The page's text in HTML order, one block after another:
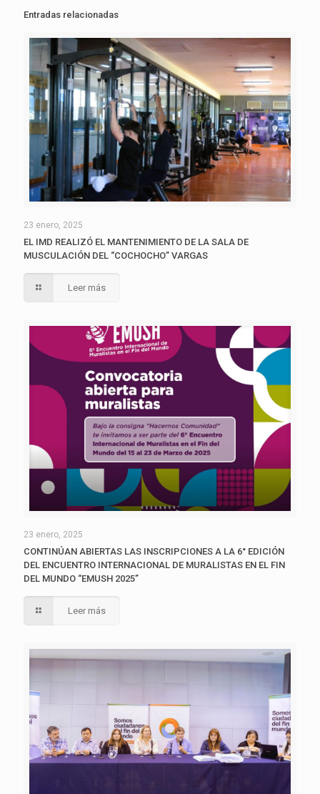
Entradas relacionadas
23 enero, 2025
EL IMD REALIZÓ EL MANTENIMIENTO DE LA SALA DE
MUSCULACIÓN DEL “COCHOCHO” VARGAS
Leer más
23 enero, 2025
CONTINÚAN ABIERTAS LAS INSCRIPCIONES A LA 6° EDICIÓN
DEL ENCUENTRO INTERNACIONAL DE MURALISTAS EN EL FIN
DEL MUNDO “EMUSH 2025”
Leer más